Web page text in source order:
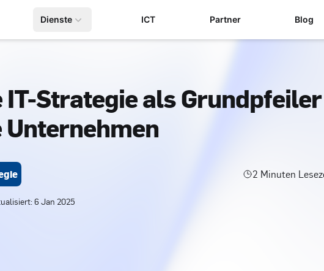
Dienste ICT Partner Blog
Strategie als Grundpfeiler
2 Minuten
:6 Jan 2025